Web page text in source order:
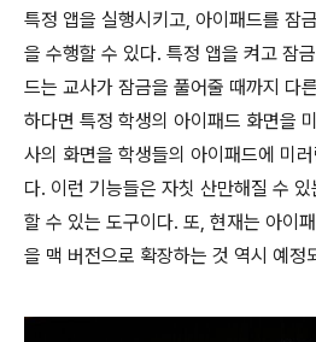
특정 앱을 실행시키고, 아이패드를 잠
을 수행할 수 있다. 특정 앱을 켜고 잠
드는 교사가 잠금을 풀어줄 때까지 다
하다면 특정 학생의 아이패드 화면을
사의 화면을 학생들의 아이패드에 미
다. 이런 기능들은 자칫 산만해질 수
할 수 있는 도구이다. 또, 현재는 아이
을 맥 버전으로 확장하는 것 역시 예정